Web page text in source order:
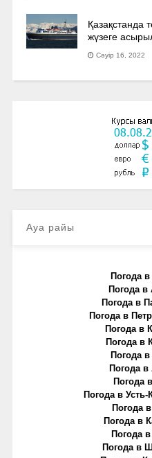
Қазақстанда
жүзеге
Сәуір 16, 2022
Ауа райы
Погода в
Погода
Погода в
Погода в
Погода в
Погода в
Погода в
Погода в
Погода
Погода в Усть-
Погода
Погода в
Погода в
Погода в